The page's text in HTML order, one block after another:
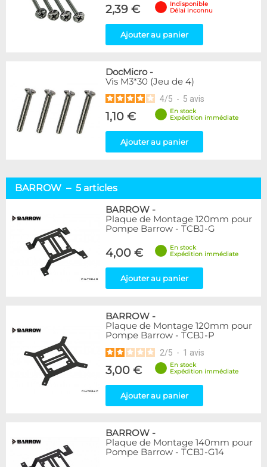
2,39 €
Indisponible
Délai inconnu
Ajouter au panier
DocMicro-
Vis M3*30 (Jeu de 4)
4/5 - 5 avis
1,10 €
En stock
Expédition immédiate
Ajouter au panier
BARROW – 5 articles
BARROW -
Plaque de Montage 120mm pour
Pompe Barrow - TCBJ-G
4,00 €
En stock
Expédition immédiate
Ajouter au panier
BARROW -
Plaque de Montage 120mm pour
Pompe Barrow - TCBJ-P
2/5 - 1 avis
3,00 €
En stock
Expédition immédiate
Ajouter au panier
BARROW -
Plaque de Montage 140mm pour
Pompe Barrow - TCBJ-G14